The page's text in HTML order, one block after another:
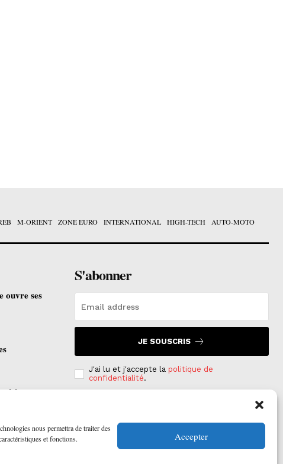
nous permettra de traiter des
et fonctions.
Accepter
M-ORIENT ZONE EURO INTERNATIONAL HIGH-TECH AUTO-MOTO
ouvre ses
est
S'abonner
JE SOUSCRIS
J'ai lu et j'accepte la politique de
confidentialité.